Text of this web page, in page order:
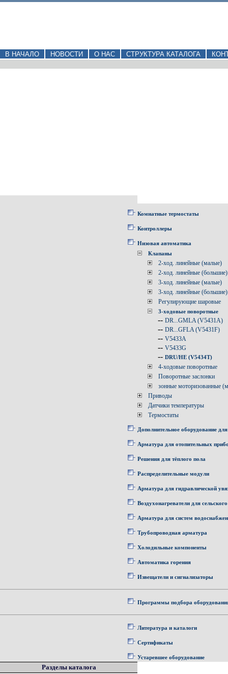
В НАЧАЛО НОВОСТИ О НАС СТРУКТУРА КАТАЛОГА
Комнатные термостаты
Контроллеры
Низовая автоматика
Клапаны
2-ход. линейные (малые)
2-ход. линейные (большие)
3-ход. линейные (малые)
3-ход. линейные (большие)
Регулирующие шаровые
3-ходовые поворотные
-- DR...GMLA (V5431A)
-- DR...GFLA (V5431F)
-- V5433A
-- V5433G
-- DRU/HE (V5434T)
4-ходовые поворотные
Поворотные заслонки
зонные моторизованные
Приводы
Датчики температуры
Термостаты
Дополнительное оборудование
Арматура для отопительных
Решения для тёплого пола
Распределительные модули
Арматура для гидравлической
Воздухонагреватели для
Арматура для систем
Трубопроводная арматура
Холодильные компоненты
Автоматика горения
Извещатели и сигнализаторы
Программы подбора
Литература и каталоги
Сертификаты
Устаревшее оборудование
Разделы каталога